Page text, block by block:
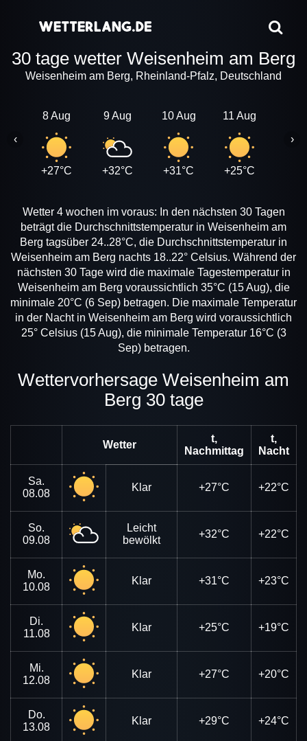
30 tage wetter Weisenheim am Berg
Weisenheim am Berg, Rheinland-Pfalz, Deutschland
8 Aug
+27°C
9 Aug
+32°C
10 Aug
+31°C
11 Aug
+25°C
‹ ›
Wetter 4 wochen im voraus: In den nächsten 30 Tagen
beträgt die Durchschnittstemperatur in Weisenheim am
Berg tagsüber 24..28°C, die Durchschnittstemperatur in
Weisenheim am Berg nachts 18..22° Celsius. Während der
nächsten 30 Tage wird die maximale Tagestemperatur in
Weisenheim am Berg voraussichtlich 35°C (15 Aug), die
minimale 20°C (6 Sep) betragen. Die maximale Temperatur
in der Nacht in Weisenheim am Berg wird voraussichtlich
25° Celsius (15 Aug), die minimale Temperatur 16°C (3
Sep) betragen.
Wettervorhersage Weisenheim am
Berg 30 tage
Wetter
t,
Nachmittag
t,
Nacht
Sa.
08.08
Klar +27°C +22°C
So.
09.08
Leicht
bewölkt
+32°C +22°C
Mo.
10.08
Klar +31°C +23°C
Di.
11.08
Klar +25°C +19°C
Mi.
12.08
Klar +27°C +20°C
Do.
13.08
Klar +29°C +24°C